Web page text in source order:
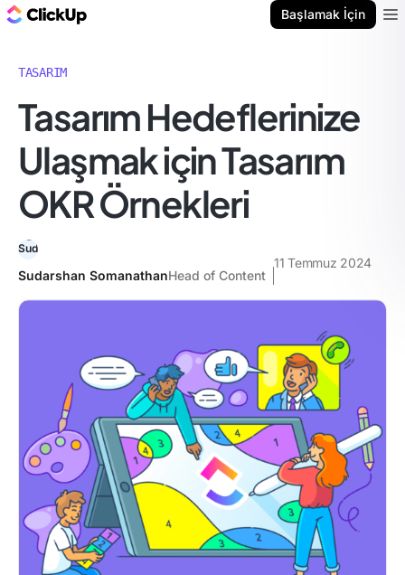
Başlamak İçin
TASARIM
Tasarım Hedeflerinize
Ulaşmak için Tasarım
OKR Örnekleri
Sudarshan SomanathanHead of Content
11 Temmuz 2024